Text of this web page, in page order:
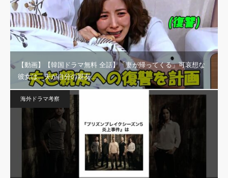
【動画】【韓国ドラマ無料 全話】「妻が帰ってくる」可哀想な
彼女は、夫が自分の親友…
海外ドラマ考察